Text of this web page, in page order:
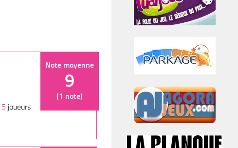
Note moyenne
9
(1 note)
5 joueurs